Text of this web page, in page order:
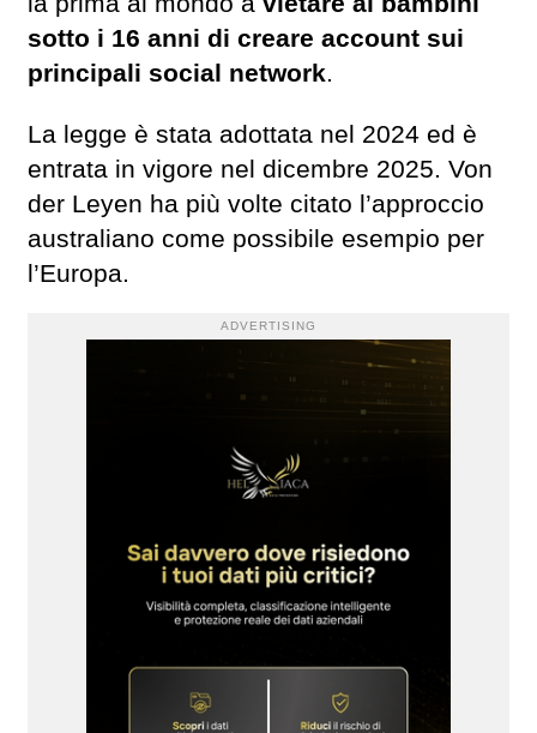
sotto i 16 anni di creare account sui
principali social network.
La legge è stata adottata nel 2024 ed è
entrata in vigore nel dicembre 2025. Von
der Leyen ha più volte citato l’approccio
australiano come possibile esempio per
l’Europa.
ADVERTISING